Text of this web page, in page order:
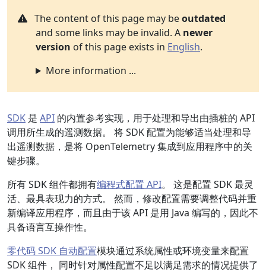
The content of this page may beoutdated
and some links may be invalid. A newer
version of this page exists in English.
More information ...
SDK 是 API 的内置参考实现，用于处理和导出由插桩的 API
调用所生成的遥测数据。 将 SDK 配置为能够适当处理和导
出遥测数据，是将 OpenTelemetry 集成到应用程序中的关
键步骤。
所有 SDK 组件都拥有编程式配置 API。 这是配置 SDK 最灵
活、最具表现力的方式。 然而，修改配置需要调整代码并重
新编译应用程序，而且由于该 API 是用 Java 编写的，因此不
具备语言互操作性。
零代码 SDK 自动配置模块通过系统属性或环境变量来配置
SDK 组件， 同时针对属性配置不足以满足需求的情况提供了